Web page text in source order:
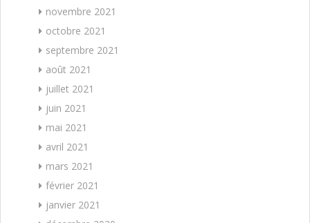
novembre 2021
octobre 2021
septembre 2021
août 2021
juillet 2021
juin 2021
mai 2021
avril 2021
mars 2021
février 2021
janvier 2021